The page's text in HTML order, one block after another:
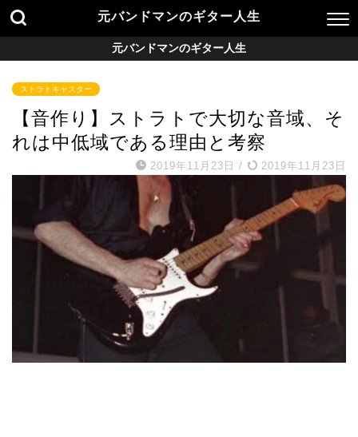
元バンドマンのギター人生
元バンドマンのギター人生
ストラトキャスター
【音作り】ストラトで大切な音域、そ
れは中低域である理由と考察
2019年11月23日 / 2019年11月23日